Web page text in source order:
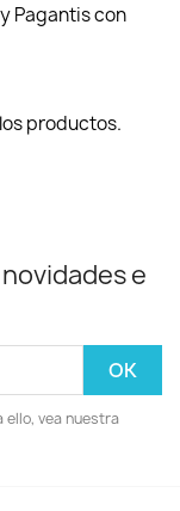
Pagantis con
productos.
e
ello, vea nuestra